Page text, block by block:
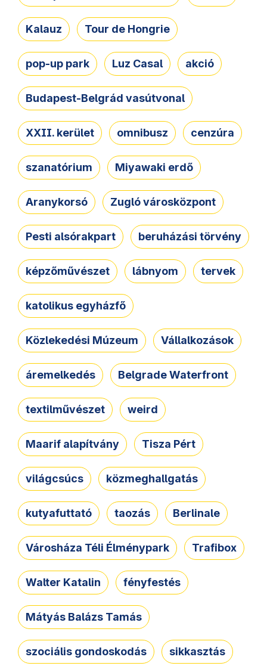
Kalauz Tour de Hongrie
pop-up park Luz Casal akció
Budapest-Belgrád vasútvonal
XXII. kerület omnibusz cenzúra
szanatórium Miyawaki erdő
Aranykorsó Zugló városközpont
Pesti alsórakpart beruházási törvény
képzőművészet lábnyom tervek
katolikus egyházfő
Közlekedési Múzeum Vállalkozások
áremelkedés Belgrade Waterfront
textilművészet weird
Maarif alapítvány Tisza Pért
világcsúcs közmeghallgatás
kutyafuttató taozás Berlinale
Városháza Téli Élménypark Trafibox
Walter Katalin fényfestés
Mátyás Balázs Tamás
szociális gondoskodás sikkasztás